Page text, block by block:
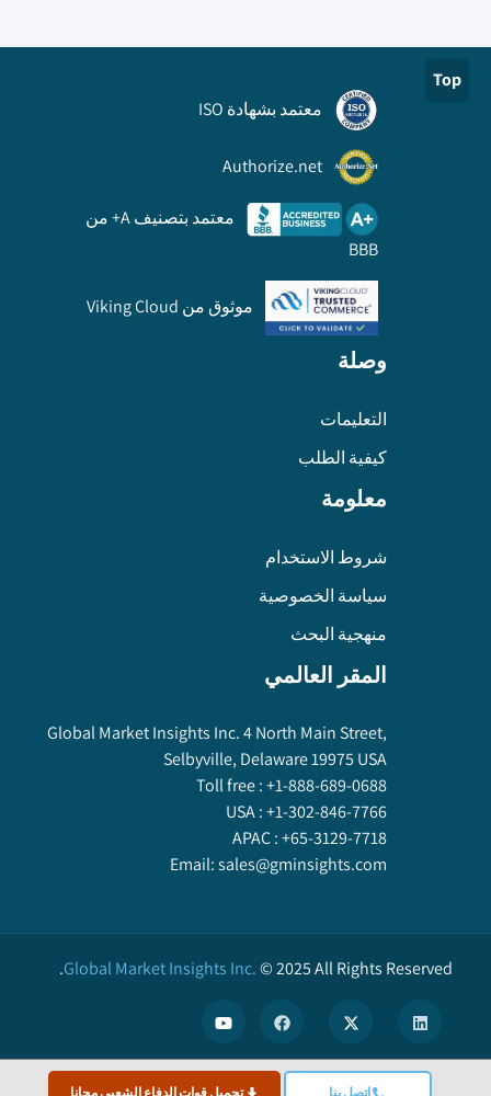
اتصل بنا تحميل قوات الدفاع الشعبي مجانا
Top
معتمد بشهادة ISO
Authorize.net
معتمد بتصنيف A+ من
BBB
موثوق من Viking Cloud
وصلة
التعليمات
كيفية الطلب
معلومة
شروط الاستخدام
سياسة الخصوصية
منهجية البحث
المقر العالمي
Global Market Insights Inc. 4 North Main Street,
Selbyville, Delaware 19975 USA
Toll free :+1-888-689-0688
USA :+1-302-846-7766
APAC :+65-3129-7718
Email:sales@gminsights.com
Global Market Insights Inc.©2025All Rights Reserved.